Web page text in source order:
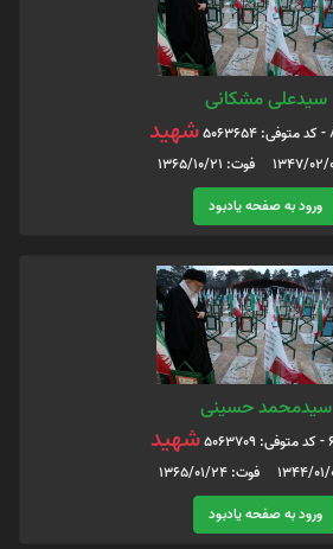
سیدعلی مشکانی
شهید
ورود به صفحه یادبود
سیدمحمد حسینی
شهید
ورود به صفحه یادبود